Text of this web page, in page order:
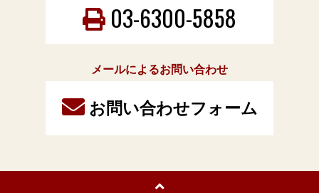
03-6300-5858
メールによるお問い合わせ
お問い合わせフォーム